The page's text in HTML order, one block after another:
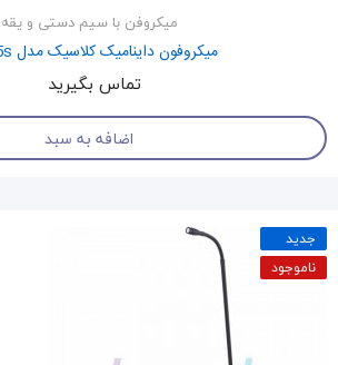
میکروفن با سیم دستی و یقه
میکروفون داینامیک کلاسیک مدل SM55s
تماس بگیرید
اضافه به سبد
جدید
ناموجود